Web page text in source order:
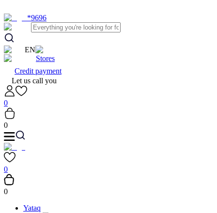
*9696
EN
Stores
Credit payment
Let us call you
0
0
0
0
Yataq